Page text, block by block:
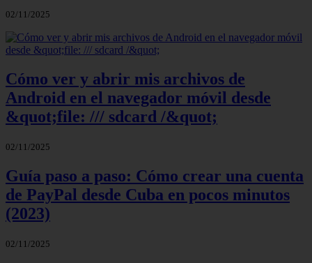
02/11/2025
Cómo ver y abrir mis archivos de
Android en el navegador móvil desde
&quot;file: /// sdcard /&quot;
02/11/2025
Guía paso a paso: Cómo crear una cuenta
de PayPal desde Cuba en pocos minutos
(2023)
02/11/2025